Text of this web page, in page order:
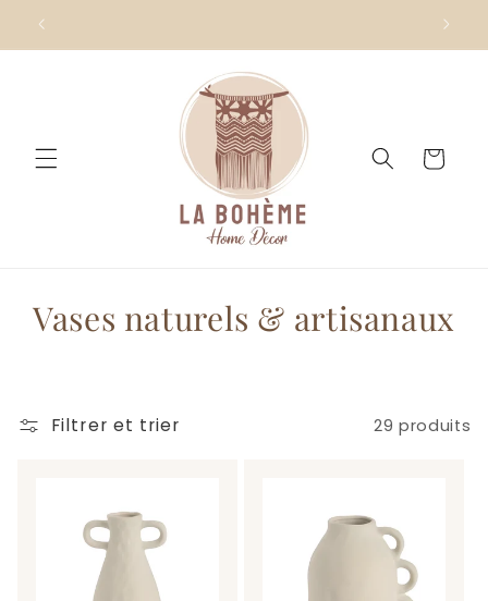
passer
au
Panier
C
l
Vases naturels & artisanaux
Filtrer et trier 29 produits